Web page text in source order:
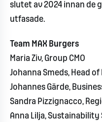
slutet av 2024 innan de
utfasade.
Team MAX Burgers
Maria Ziv, Group CMO
Johanna Smeds, Head of
Johannes Gärde,
Sandra Pizzignacco,
Anna Lilja,